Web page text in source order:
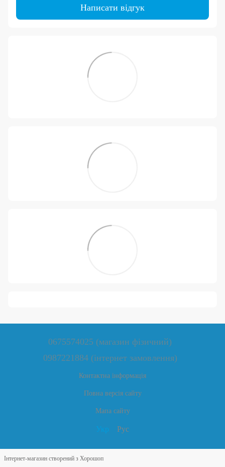
Написати відгук
0675574025 (магазин фізичний)
0987221884 (інтернет замовлення)
Контактна інформація
Повна версія сайту
Мапа сайту
Укр Рус
Інтернет-магазин створений з Хорошоп